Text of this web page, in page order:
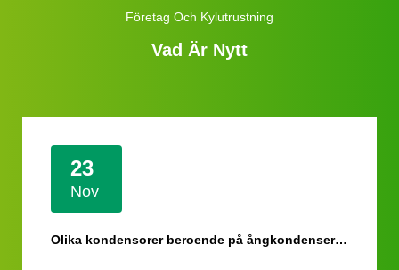
Företag Och Kylutrustning
Vad Är Nytt
23
Nov
Olika kondensorer beroende på ångkondensering